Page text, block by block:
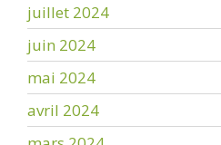
juillet 2024
juin 2024
mai 2024
avril 2024